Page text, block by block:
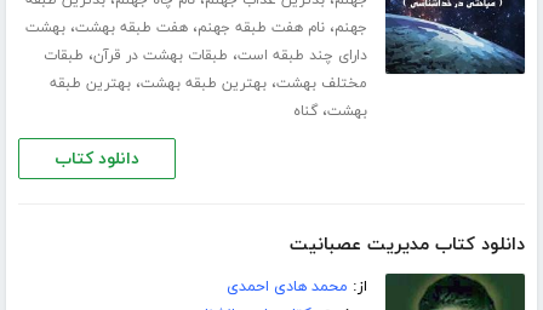
جهنم،نام هفت طبقه جهنم،هفت طبقه بهشت،بهشت
دارای چند طبقه است، طبقات بهشت در قرآن، طبقات
مختلف بهشت،بهترین طبقه بهشت،بهترین طبقه
بهشت،گناه
دانلود کتاب
دانلود کتاب مدیریت عصبانیت
از: محمد هادی احمدی